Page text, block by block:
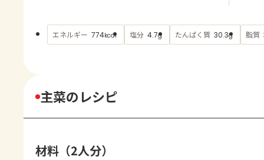
エネルギー 774kcal 塩分 4.7g たんぱく質 30.3g 脂質
主菜のレシピ
材料（2人分）